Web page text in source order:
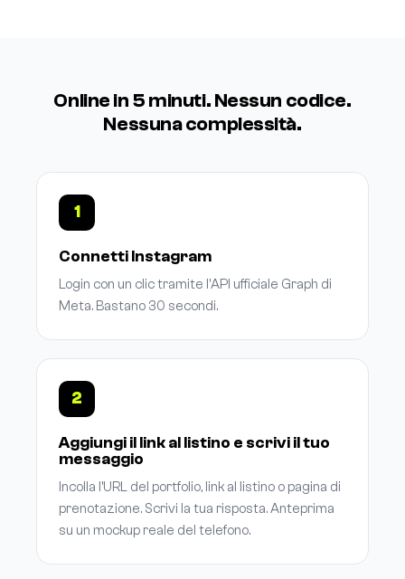
Online in 5 minuti. Nessun codice.
Nessuna complessità.
1
Connetti Instagram
Login con un clic tramite l'API ufficiale Graph di
Meta. Bastano 30 secondi.
2
Aggiungi il link al listino e scrivi il tuo
messaggio
Incolla l'URL del portfolio, link al listino o pagina di
prenotazione. Scrivi la tua risposta. Anteprima
su un mockup reale del telefono.